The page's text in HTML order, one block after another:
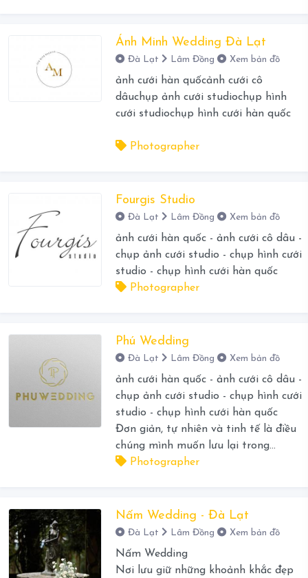
Ánh Minh Wedding Đà Lạt
Đà Lạt Lâm Đồng Xem bản đồ
ảnh cưới hàn quốcảnh cưới cô
dâuchụp ảnh cưới studiochụp hình
cưới studiochụp hình cưới hàn quốc
Photographer
Fourgis Studio
Đà Lạt Lâm Đồng Xem bản đồ
ảnh cưới hàn quốc - ảnh cưới cô dâu -
chụp ảnh cưới studio - chụp hình cưới
studio - chụp hình cưới hàn quốc
Photographer
Phú Wedding
Đà Lạt Lâm Đồng Xem bản đồ
ảnh cưới hàn quốc - ảnh cưới cô dâu -
chụp ảnh cưới studio - chụp hình cưới
studio - chụp hình cưới hàn quốc
Đơn giản, tự nhiên và tinh tế là điều
chúng mình muốn lưu lại trong...
Photographer
Nấm Wedding - Đà Lạt
Đà Lạt Lâm Đồng Xem bản đồ
Nấm Wedding
Nơi lưu giữ những khoảnh khắc đẹp